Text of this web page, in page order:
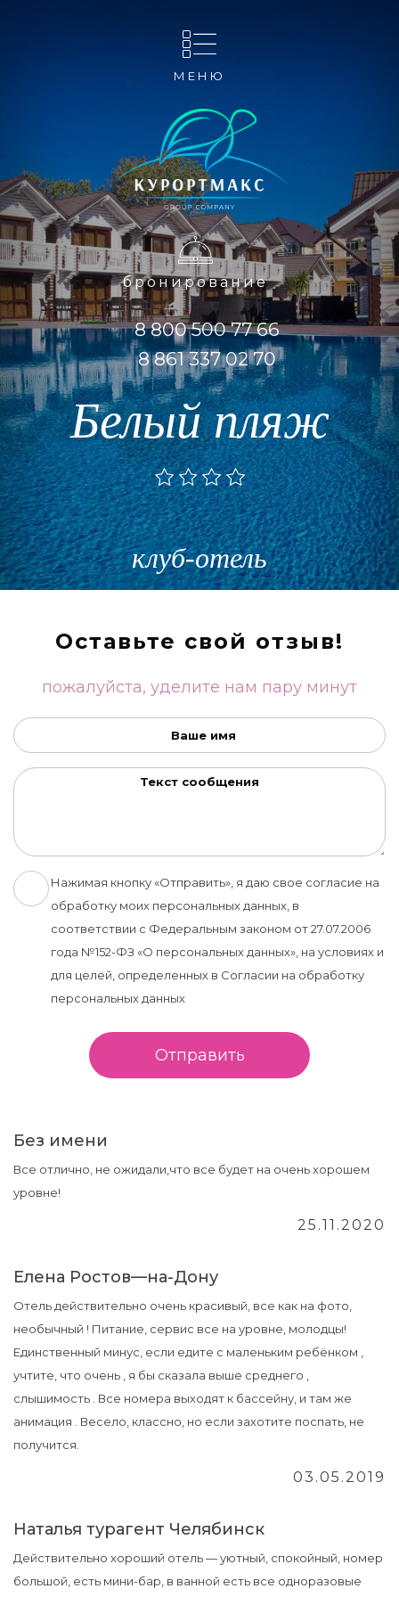
МЕНЮ
бронирование
8 800 500 77 66
8 861 337 02 70
Белый пляж
клуб-отель
Оставьте свой отзыв!
пожалуйста, уделите нам пару минут
Нажимая кнопку «Отправить», я даю свое согласие на
обработку моих персональных данных, в
соответствии с Федеральным законом от 27.07.2006
года №152-ФЗ «О персональных данных», на условиях и
для целей, определенных в Согласии на обработку
персональных данных
Отправить
Без имени
Все отлично, не ожидали,что все будет на очень хорошем
уровне!
25.11.2020
Елена Ростов—на-Дону
Отель действительно очень красивый, все как на фото,
необычный ! Питание, сервис все на уровне, молодцы!
Единственный минус, если едите с маленьким ребёнком ,
учтите, что очень , я бы сказала выше среднего ,
слышимость . Все номера выходят к бассейну, и там же
анимация . Весело, классно, но если захотите поспать, не
получится.
03.05.2019
Наталья турагент Челябинск
Действительно хороший отель — уютный, спокойный, номер
большой, есть мини-бар, в ванной есть все одноразовые